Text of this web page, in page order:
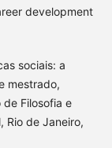
development
sociais: a
mestrado,
de Filosofia e
Rio de Janeiro,